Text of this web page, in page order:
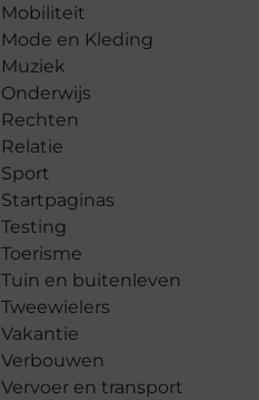
Mobiliteit
Mode en Kleding
Muziek
Onderwijs
Rechten
Relatie
Sport
Startpaginas
Testing
Toerisme
Tuin en buitenleven
Tweewielers
Vakantie
Verbouwen
Vervoer en transport